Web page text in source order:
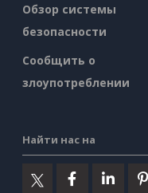
Обзор системы
безопасности
Сообщить о
злоупотреблении
Найти нас на